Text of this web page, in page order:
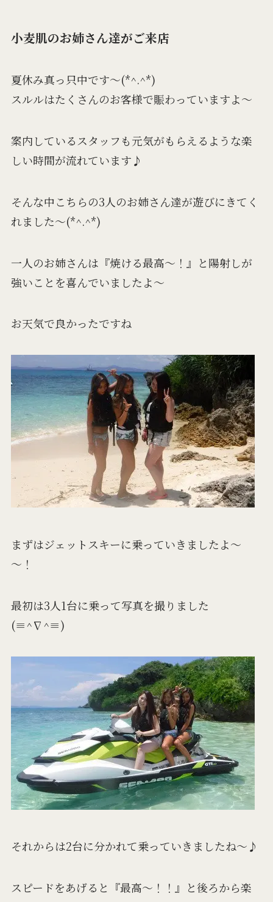
小麦肌のお姉さん達がご来店
夏休み真っ只中です～(*^.^*)
スルルはたくさんのお客様で賑わっていますよ～
案内しているスタッフも元気がもらえるような楽
しい時間が流れています♪
そんな中こちらの3人のお姉さん達が遊びにきてく
れました～(*^.^*)
一人のお姉さんは『焼ける最高～！』と陽射しが
強いことを喜んでいましたよ～
お天気で良かったですね
まずはジェットスキーに乗っていきましたよ～
～！
最初は3人1台に乗って写真を撮りました
(≡^∇^≡)
それからは2台に分かれて乗っていきましたね～♪
スピードをあげると『最高～！！』と後ろから楽